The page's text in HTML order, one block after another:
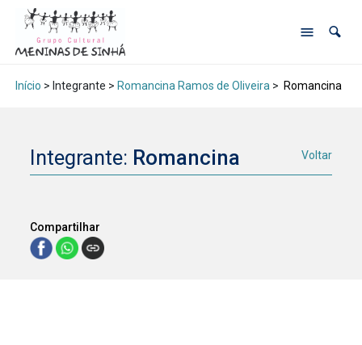
Início > Integrante > Romancina Ramos de Oliveira > Romancina
Integrante: Romancina Voltar
Compartilhar